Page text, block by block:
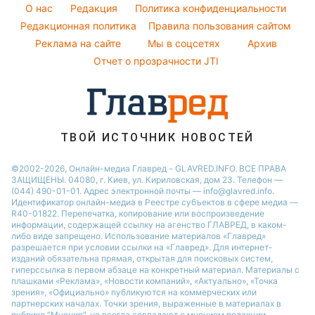
Советы от Андре Тана
Новости Днепра
Новости Черкассы
Новости Тернополя
Новости Житомира
Новости Запорожья
Народные приметы
Все о шоу-бизнесе
O нас Редакция
Политика конфиденциальности
Редакционная политика
Правила пользования сайтом
Реклама на сайте
Мы в соцсетях
Архив
Отчет о прозрачности JTI
ТВОЙ ИСТОЧНИК НОВОСТЕЙ
©2002-2026, Онлайн-медиа Главред - GLAVRED.INFO. ВСЕ ПРАВА
ЗАЩИЩЕНЫ. 04080, г. Киев, ул. Кириловская, дом 23. Телефон —
(044) 490-01-01. Адрес электронной почты — info@glavred.info.
Идентификатор онлайн-медиа в Реестре cубъектов в сфере медиа —
R40-01822. Перепечатка, копирование или воспроизведение
информации, содержащей ссылку на агенство ГЛАВРЕД, в каком-
либо виде запрещено. Использование материалов «Главред»
разрешается при условии ссылки на «Главред». Для интернет-
изданий обязательна прямая, открытая для поисковых систем,
гиперссылка в первом абзаце на конкретный материал. Материалы с
плашками «Реклама», «Новости компаний», «Актуально», «Точка
зрения», «Официально» публикуются на коммерческих или
партнерских началах. Точки зрения, выраженные в материалах в